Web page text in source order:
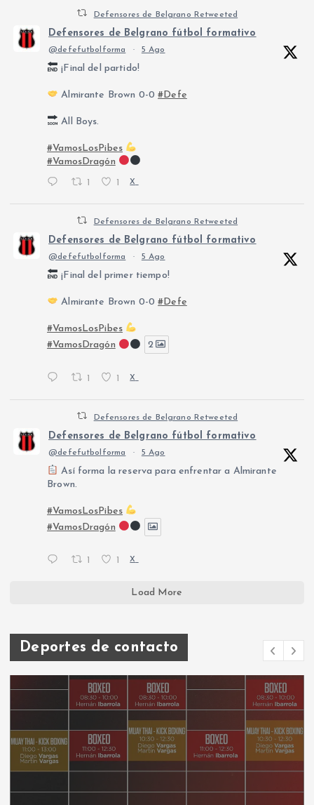
Defensores de Belgrano Retweeted
Defensores de Belgrano fútbol formativo
@defefutbolforma · 5 Ago
¡Final del partido!
Almirante Brown 0-0#Defe
All Boys.
#VamosLosPibes
#VamosDragón
X
Defensores de Belgrano Retweeted
Defensores de Belgrano fútbol formativo
@defefutbolforma · 5 Ago
¡Final del primer tiempo!
Almirante Brown 0-0#Defe
#VamosLosPibes
#VamosDragón
2
1 1 X
Defensores de Belgrano Retweeted
Defensores de Belgrano fútbol formativo
@defefutbolforma · 5 Ago
Así forma la reserva para enfrentar a Almirante
Brown.
#VamosLosPibes
#VamosDragón
X
Load More
Deportes de contacto